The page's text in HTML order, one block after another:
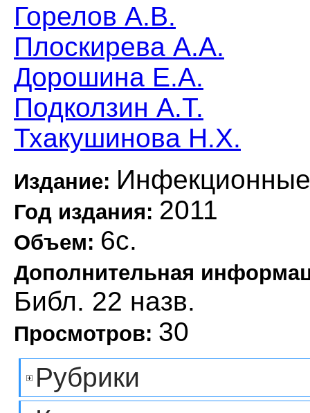
Горелов А.В.
Плоскирева А.А.
Дорошина Е.А.
Подколзин А.Т.
Тхакушинова Н.Х.
Издание:
Год издания: 2011
Объем: 6с.
Дополнительная
Библ. 22 назв.
Просмотров: 30
Рубрики